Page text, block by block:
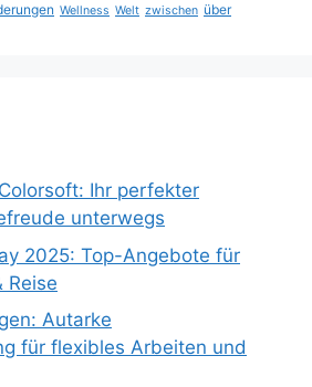
Wellness Welt zwischen über
Ihr perfekter
unterwegs
2025: Top-Angebote für
Reise
Autarke
für flexibles Arbeiten und